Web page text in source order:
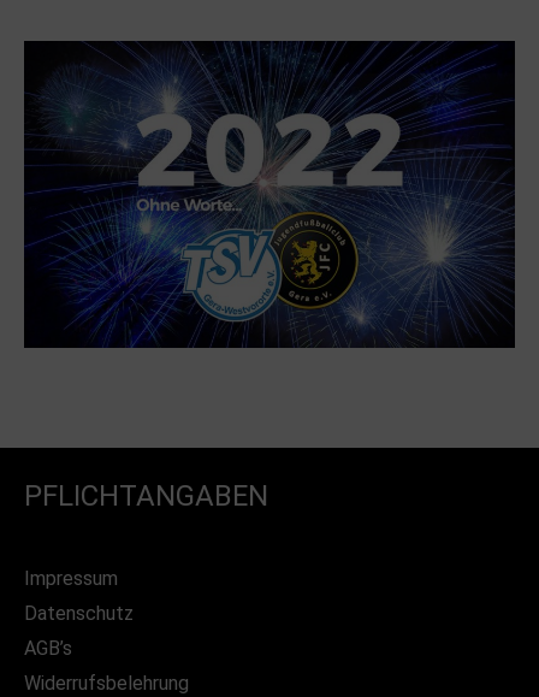
PFLICHTANGABEN
Impressum
Datenschutz
AGB’s
Widerrufsbelehrung